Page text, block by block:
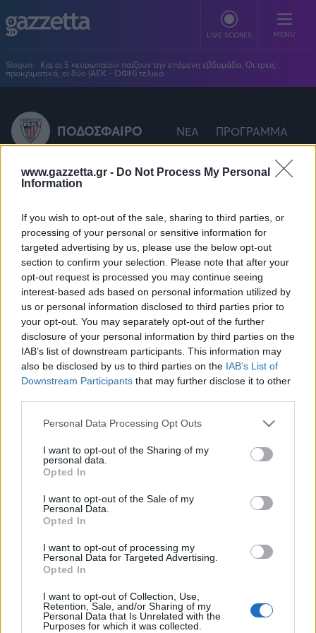
www.gazzetta.gr - Do Not Process My Personal
Information
If you wish to opt-out of the sale, sharing to third parties, or
processing of your personal or sensitive information for
targeted advertising by us, please use the below opt-out
section to confirm your selection. Please note that after your
opt-out request is processed you may continue seeing
interest-based ads based on personal information utilized by
us or personal information disclosed to third parties prior to
your opt-out. You may separately opt-out of the further
disclosure of your personal information by third parties on the
IAB’s list of downstream participants. This information may
also be disclosed by us to third parties on the IAB’s List of
Downstream Participants that may further disclose it to other
Please note that this website/app uses one or more Google
not limited to your visit or usage behaviour. You may click to
grant or deny consent to Google and its third-party tags to
use your data for below specified purposes in below Google
consent section.
Personal Data Processing Opt Outs
I want to opt-out of the Sharing of my
personal data.
Opted In
I want to opt-out of the Sale of my
Personal Data.
Opted In
I want to opt-out of processing my
Personal Data for Targeted Advertising.
Opted In
I want to opt-out of Collection, Use,
Retention, Sale, and/or Sharing of my
Personal Data that Is Unrelated with the
Purposes for which it was collected.
LIVE SCORES MENU
Stoiximan Super League
Champions League
Conference League
Κύπελλο Ελλάδας
Premier League
La Liga
Serie A
Bundesliga
Ligue 1
Εθνική Ελλάδος
Wyscout Analysis
Ευρώπη
Κόσμος
ΜΠΑΣΚΕΤ
EuroLeague
NBA
Εθνική Μπάσκετ
Elite League
Α1 Γυναικών
Κύπελλο Ελλάδος
EuroCup
Mundobasket
Basketaki
Eurobasket
Novibet Volley League
Pre League
Κύπελλο Ανδρών
Κύπελλο Γυναικών
Champions League
CEV Cup
Challenge Cup
ΑΛΛΑ ΣΠΟΡ
Τένις
Χάντμπολ
Πόλο
Στίβος
Γυμναστική
Κολύμβηση
Μπιτς Βόλεϊ
Ιστιοπλοΐα
Κωπηλασία
Ξιφασκία
Σκοποβολή
Πάλη
Τάε κβον ντο
Τζούντο
Πινγκ - πονγκ
Μαχητικά Αθλήματα
Άρση Βαρών
PLUS
Πολιτική
Κοινωνία
Διεθνή
Viral
Τεχνολογία
Υγεία
Showbiz
BLOGGERS
Νίκος Αθανασίου
Δημήτρης Βέργος
Βασίλης Βλαχόπουλος
Παναγιώτης Δαλαταριώφ
Ανδρέας Δημάτος
Αντώνης Καλκαβούρας
Κώστας Νικολακόπουλος
Γιάννης Πάλλας
Νίκος Παπαδογιάννης
Γιώργος Σακελλαρίου
Σταύρος Σουντουλίδης
Δημήτρης Τομαράς
Γιώργος Τσακίρης
Μιχάλης Τσαμπάς
GMOTION
GMotion F1
Οδηγός F1
GMotion WRC
GMotion MotoGP
ΠΡΩΤΟΣΕΛΙΔΑ
ΑΘΛΗΤΙΚΕΣ ΜΕΤΑΔΟΣΕΙΣ
LIVE SCORE
GWOMEN
ΑΘΛΗΤΙΚΗ ΗΧΩ
ΕΚΠΟΜΠΕΣ
GALACTICOS BY INTERWETTEN
POLE POSITION BY ALLWYN
OLD SCHOOL
ΜΕΤΑΒΙΒΑΣΗ BY NOVIBET
ΟΜΑΔΕΣ
ΑΕΚ
ΠΑΟΚ
Παναθηναϊκός
PODCASTS
ΣΠΛΙΤ
Transfer Stories
gMotion
GAZZETTA ACTS
Gazzetta For Her
Θέμα Ισότητας
Για τον Αλέξανδρο
#GiatonAlki
GAZZETTA SPECIALS
Unique
Wyscout Analysis
InStat Analysis
Slogun:
Και οι 5 «ευρωπαίοι» παίζουν την επόμενη εβδομάδα. Οι τρεις
προκριματικά, οι δύο (ΑΕΚ - ΟΦΗ) τελικό...
ΠΟΔΟΣΦΑΙΡΟ ΝΕΑ ΠΡΟΓΡΑΜΜΑ
Μεταγραφές Αθλέτικ Μπιλμπάο Ποδόσφαιρο
Δεν υπάρχουν μεταγραφές
Το σύνολο του περιεχομένου και των υπηρεσιών του gazzetta.gr
Απαγορεύεται η χρήση ή επανεκπομπή του, σε οποιοδήποτε μέσο,
μετά ή άνευ επεξεργασίας, χωρίς γραπτή άδεια του εκδότη.
ΑΘΛΗΜΑΤΑ
Ποδόσφαιρο
Μπάσκετ
ΠΕΡΙΣΣΟΤΕΡΑ
gMotion
Gazzetta TV
Τελευταία Νέα